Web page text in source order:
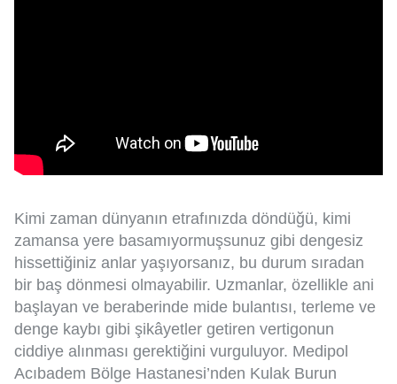
Kimi zaman dünyanın etrafınızda döndüğü, kimi
zamansa yere basamıyormuşsunuz gibi dengesiz
hissettiğiniz anlar yaşıyorsanız, bu durum sıradan
bir baş dönmesi olmayabilir. Uzmanlar, özellikle ani
başlayan ve beraberinde mide bulantısı, terleme ve
denge kaybı gibi şikâyetler getiren vertigonun
ciddiye alınması gerektiğini vurguluyor. Medipol
Acıbadem Bölge Hastanesi’nden Kulak Burun